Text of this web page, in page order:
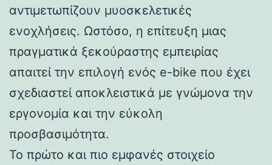
αντιμετωπίζουν μυοσκελετικές
ενοχλήσεις. Ωστόσο, η επίτευξη μιας
πραγματικά ξεκούραστης εμπειρίας
απαιτεί την επιλογή ενός e-bike που έχει
σχεδιαστεί αποκλειστικά με γνώμονα την
εργονομία και την εύκολη
προσβασιμότητα.
Το πρώτο και πιο εμφανές στοιχείο